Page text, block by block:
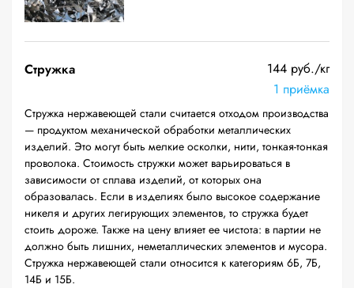
Стружка
144 руб./кг
1 приёмка
Стружка нержавеющей стали считается отходом производства
— продуктом механической обработки металлических
изделий. Это могут быть мелкие осколки, нити, тонкая-тонкая
проволока. Стоимость стружки может варьироваться в
зависимости от сплава изделий, от которых она
образовалась. Если в изделиях было высокое содержание
никеля и других легирующих элементов, то стружка будет
стоить дороже. Также на цену влияет ее чистота: в партии не
должно быть лишних, неметаллических элементов и мусора.
Стружка нержавеющей стали относится к категориям 6Б, 7Б,
14Б и 15Б.